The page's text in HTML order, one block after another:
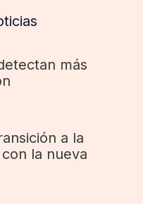
más
a la
la nueva